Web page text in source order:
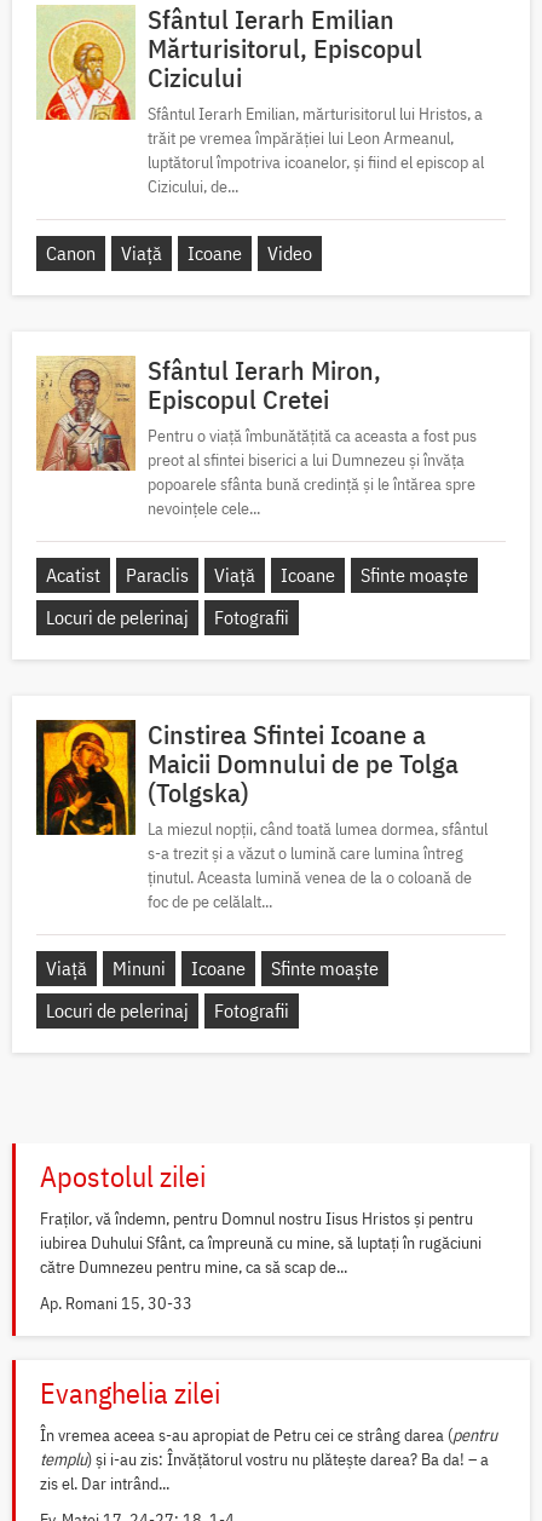
Sfântul Ierarh Emilian
Mărturisitorul, Episcopul
Cizicului
Sfântul Ierarh Emilian, mărturisitorul lui Hristos, a
trăit pe vremea împărăției lui Leon Armeanul,
luptătorul împotriva icoanelor, și fiind el episcop al
Cizicului, de...
Canon Viață Icoane Video
Sfântul Ierarh Miron,
Episcopul Cretei
Pentru o viață îmbunătățită ca aceasta a fost pus
preot al sfintei biserici a lui Dumnezeu și învăța
popoarele sfânta bună credință și le întărea spre
nevoințele cele...
Acatist Paraclis Viață Icoane
Sfinte moaște
Locuri de pelerinaj
Fotografii
Cinstirea Sfintei Icoane a
Maicii Domnului de pe Tolga
(Tolgska)
La miezul nopții, când toată lumea dormea, sfântul
s-a trezit și a văzut o lumină care lumina întreg
ținutul. Aceasta lumină venea de la o coloană de
foc de pe celălalt...
Viață Minuni Icoane
Sfinte moaște
Locuri de pelerinaj
Fotografii
Apostolul zilei
Fraților, vă îndemn, pentru Domnul nostru Iisus Hristos și pentru
iubirea Duhului Sfânt, ca împreună cu mine, să luptați în rugăciuni
către Dumnezeu pentru mine, ca să scap de...
Ap. Romani 15, 30-33
Evanghelia zilei
În vremea aceea s-au apropiat de Petru cei ce strâng darea (pentru
templu) și i-au zis: Învățătorul vostru nu plătește darea? Ba da! – a
zis el. Dar intrând...